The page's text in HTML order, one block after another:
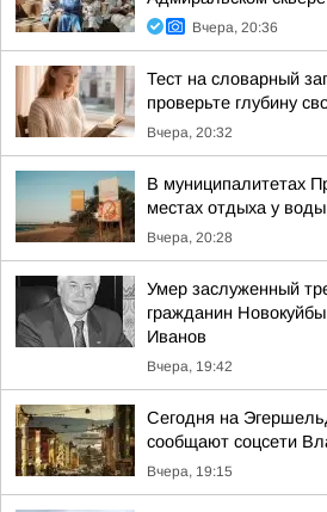
Вчера, 20:36
Тест на словарный
проверьте глубину
Вчера, 20:32
В муниципалитетах
местах отдыха у
Вчера, 20:28
Умер заслуженный
гражданин
Иванов
Вчера, 19:42
Сегодня на
сообщают соцсети
Вчера, 19:15